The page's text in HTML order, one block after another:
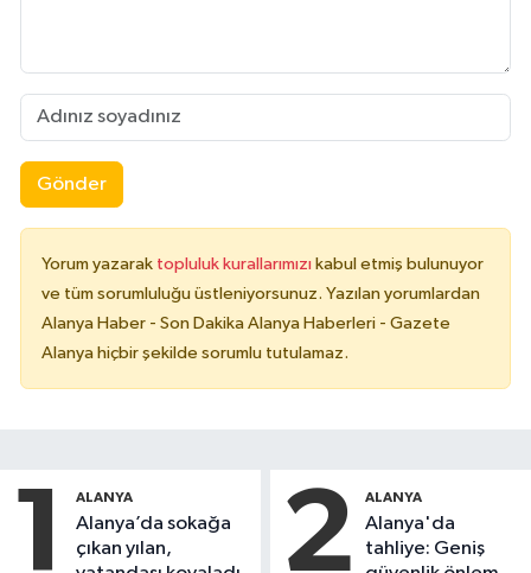
Gönder
Yorum yazarak topluluk kurallarımızı kabul etmiş bulunuyor
ve tüm sorumluluğu üstleniyorsunuz. Yazılan yorumlardan
Alanya Haber - Son Dakika Alanya Haberleri - Gazete
Alanya hiçbir şekilde sorumlu tutulamaz.
1 ALANYA
Alanya’da sokağa
çıkan yılan,
2 ALANYA
Alanya'da
tahliye: Geniş